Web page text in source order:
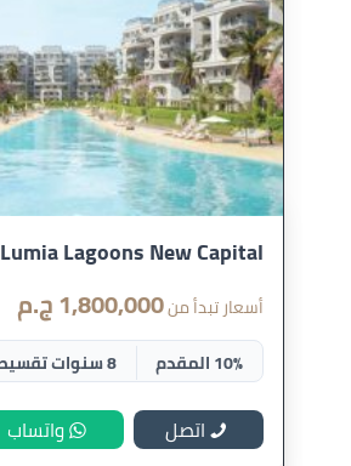
Lumia Lagoons New Capital
أسعار تبدأ من1,800,000 ج.م
10% المقدم 8 سنوات تقسيط
اتصل واتساب